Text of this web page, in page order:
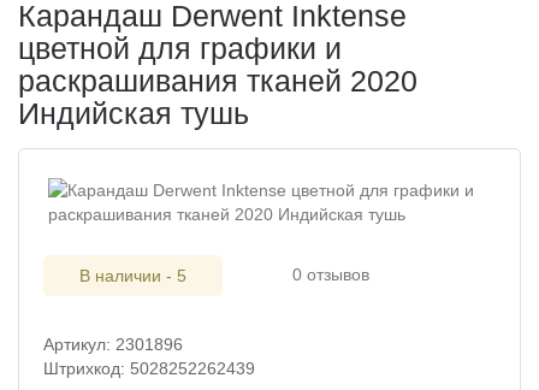
Карандаш Derwent Inktense
цветной для графики и
раскрашивания тканей 2020
Индийская тушь
В наличии - 5 0 отзывов
Артикул: 2301896
Штрихкод: 5028252262439